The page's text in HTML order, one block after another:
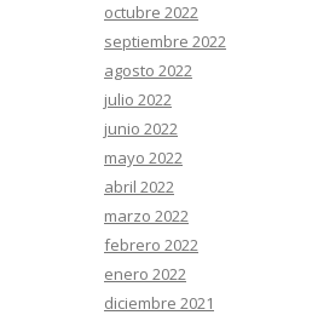
octubre 2022
septiembre 2022
agosto 2022
julio 2022
junio 2022
mayo 2022
abril 2022
marzo 2022
febrero 2022
enero 2022
diciembre 2021